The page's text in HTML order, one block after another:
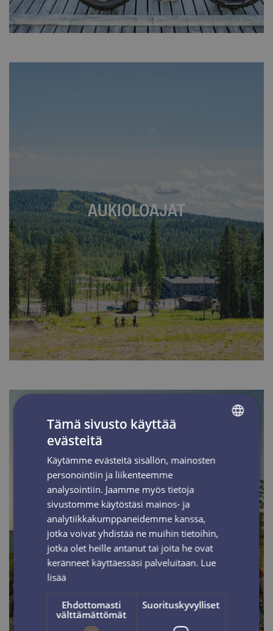
AUKIOLOAJAT
TAPAHTUMAT
ENGLISH
Tämä sivusto käyttää
evästeitä
Käytämme evästeitä sisällön, mainosten
personointiin ja liikenteemme
analysointiin. Jaamme myös tietoja
sivustomme käytöstäsi mainos- ja
analytiikkakumppaneidemme kanssa,
jotka voivat yhdistää ne muihin tietoihin,
jotka olet heille antanut tai joita he ovat
keränneet käyttäessäsi palveluitaan. Lue
lisää
Ehdottomasti
välttämättömät
Suorituskyvylliset